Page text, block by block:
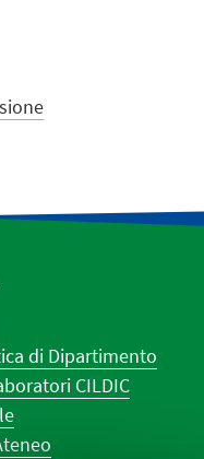
di Dipartimento
CILDIC